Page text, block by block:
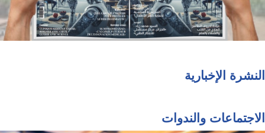
النشرة الإخبارية
الاجتماعات والندوات